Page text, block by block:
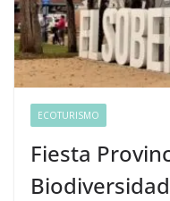
ECOTURISMO
Fiesta